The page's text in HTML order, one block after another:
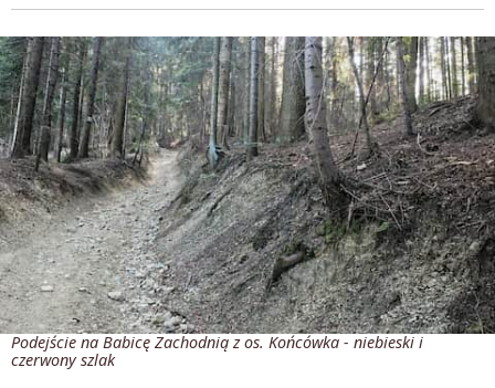
Podejście na Babicę Zachodnią z os. Końcówka - niebieski i
czerwony szlak